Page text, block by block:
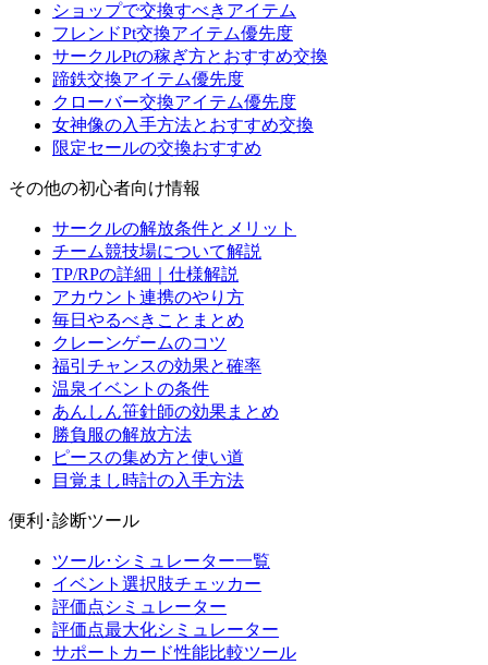
ショップで交換すべきアイテム
フレンドPt交換アイテム優先度
サークルPtの稼ぎ方とおすすめ交換
蹄鉄交換アイテム優先度
クローバー交換アイテム優先度
女神像の入手方法とおすすめ交換
限定セールの交換おすすめ
その他の初心者向け情報
サークルの解放条件とメリット
チーム競技場について解説
TP/RPの詳細｜仕様解説
アカウント連携のやり方
毎日やるべきことまとめ
クレーンゲームのコツ
福引チャンスの効果と確率
温泉イベントの条件
あんしん笹針師の効果まとめ
勝負服の解放方法
ピースの集め方と使い道
目覚まし時計の入手方法
便利･診断ツール
ツール･シミュレーター一覧
イベント選択肢チェッカー
評価点シミュレーター
評価点最大化シミュレーター
サポートカード性能比較ツール